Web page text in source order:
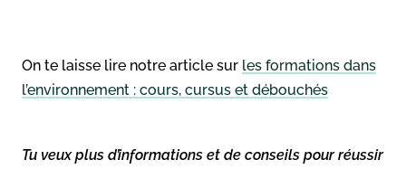
On te laisse lire notre article sur les formations dans
l’environnement : cours, cursus et débouchés
Tu veux plus d’informations et de conseils pour réussir